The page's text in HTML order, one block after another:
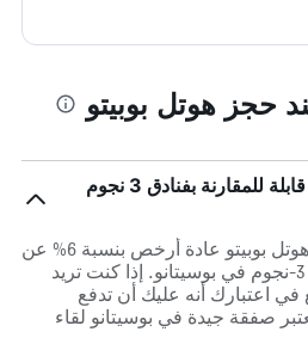
حجز هوتل بوبيتو
هل الأسعار في هوتل بوبيتو قابلة للمقارنة بفنادق 3 نجوم
تكون الأسعار لكل ليلة في هوتل بوبيتو عادة أرخص بنسبة 6% عن
المعدل لفنادق ذات تصنيف 3-نجوم في بوسيتانو. إذا كنت تريد
في اعتبارك أنه عليك أن تدفع
تعتبر صفقة جيدة في بوسيتانو لقاء